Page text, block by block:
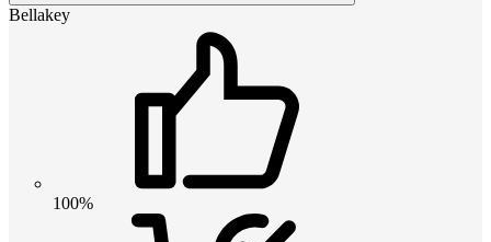
Bellakey
100%